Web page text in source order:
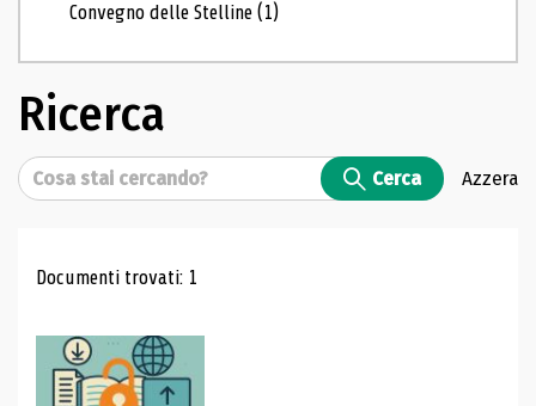
Convegno delle Stelline(1)
Ricerca
Cerca Cerca Azzera
Risultati di ricerca
Documenti trovati: 1